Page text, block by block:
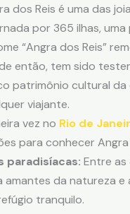
dos Reis é uma das
por 365 ilhas,
“Angra dos Reis”
então, tem sido
patrimônio cultural da
viajante.
vez no Rio de
para conhecer Angra
paradisíacas: Entre as
amantes da natureza e
tranquilo.